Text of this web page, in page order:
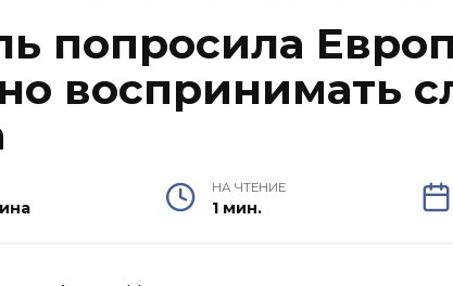
попросила
воспринимать
НА ЧТЕНИЕ
1 мин.